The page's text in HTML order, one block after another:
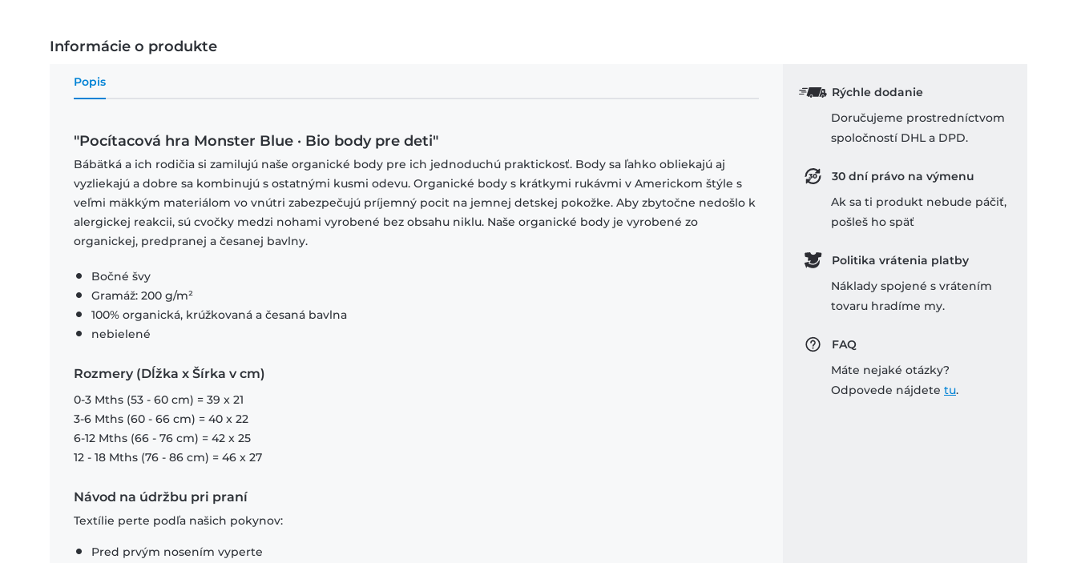
Informácie o produkte
Popis
"Pocítacová hra Monster Blue · Bio body pre deti"
Bábätká a ich rodičia si zamilujú naše organické body pre ich jednoduchú praktickosť. Body sa ľahko obliekajú aj
vyzliekajú a dobre sa kombinujú s ostatnými kusmi odevu. Organické body s krátkymi rukávmi v Americkom štýle s
veľmi mäkkým materiálom vo vnútri zabezpečujú príjemný pocit na jemnej detskej pokožke. Aby zbytočne nedošlo k
alergickej reakcii, sú cvočky medzi nohami vyrobené bez obsahu niklu. Naše organické body je vyrobené zo
organickej, predpranej a česanej bavlny.
Bočné švy
Gramáž: 200 g/m²
100% organická, krúžkovaná a česaná bavlna
nebielené
Rozmery (Dĺžka x Šírka v cm)
0-3 Mths (53 - 60 cm) = 39 x 21
3-6 Mths (60 - 66 cm) = 40 x 22
6-12 Mths (66 - 76 cm) = 42 x 25
12 - 18 Mths (76 - 86 cm) = 46 x 27
Návod na údržbu pri praní
Textílie perte podľa našich pokynov:
Pred prvým nosením vyperte
Rýchle dodanie
Doručujeme prostredníctvom
spoločností DHL a DPD.
30 dní právo na výmenu
Ak sa ti produkt nebude páčiť,
pošleš ho späť
Politika vrátenia platby
Náklady spojené s vrátením
tovaru hradíme my.
FAQ
Máte nejaké otázky?
Odpovede nájdete tu.